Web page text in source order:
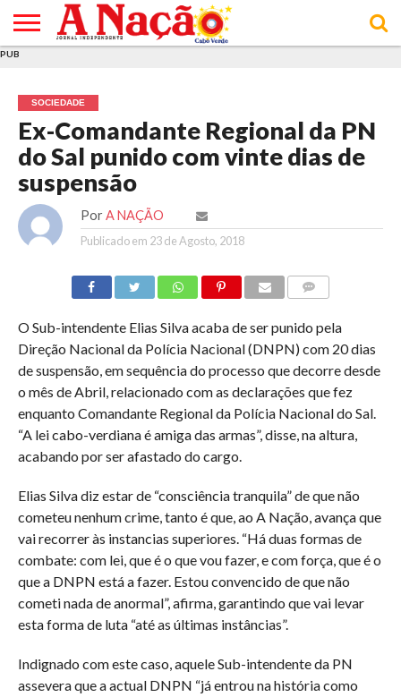
E DE
COOKIES
DE
UTILIZAÇÃO
PUB
SOCIEDADE
Ex-Comandante Regional da PN
do Sal punido com vinte dias de
suspensão
Por A NAÇÃO
Publicado em 23 de Agosto, 2018
O Sub-intendente Elias Silva acaba de ser punido pela
Direção Nacional da Polícia Nacional (DNPN) com 20 dias
de suspensão, em sequência do processo que decorre desde
o mês de Abril, relacionado com as declarações que fez
enquanto Comandante Regional da Polícia Nacional do Sal.
“A lei cabo-verdiana é amiga das armas”, disse, na altura,
acabando por ser afastado do cargo.
Elias Silva diz estar de “consciência tranquila” de que não
cometeu nenhum crime, tanto é que, ao A Nação, avança que
vai recorrer às instancias superiores. “Há duas formas de
combate: com lei, que é o que vou fazer, e com força, que é o
que a DNPN está a fazer. Estou convencido de que não
cometi nada de anormal”, afirma, garantindo que vai levar
esta forma de luta “até as últimas instâncias”.
Indignado com este caso, aquele Sub-intendente da PN
assevera que a actual DNPN “já entrou na história como